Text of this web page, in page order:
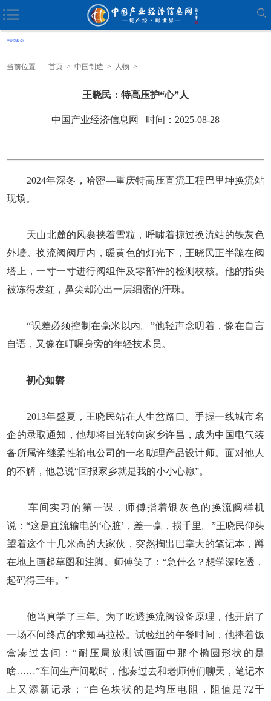
当前位置 首页 > 中国制造 > 人物 >
王晓民：特高压护“心”人
中国产业经济信息网 时间：2025-08-28
2024年深冬，哈密—重庆特高压直流工程巴里坤换流站
现场。
天山北麓的风裹挟着雪粒，呼啸着掠过换流站的铁灰色
外墙。换流阀阀厅内，暖黄色的灯光下，王晓民正半跪在阀
塔上，一寸一寸进行阀组件及零部件的检测校核。他的指尖
被冻得发红，鼻尖却沁出一层细密的汗珠。
“误差必须控制在毫米以内。”他轻声念叨着，像在自言
自语，又像在叮嘱身旁的年轻技术员。
初心如磐
2013年盛夏，王晓民站在人生岔路口。手握一线城市名
企的录取通知，他却将目光转向家乡许昌，成为中国电气装
备所属许继柔性输电公司的一名助理产品设计师。面对他人
的不解，他总说“回报家乡就是我的小小心愿”。
车间实习的第一课，师傅指着银灰色的换流阀样机
说：“这是直流输电的‘心脏’，差一毫，损千里。”王晓民仰头
望着这个十几米高的大家伙，突然掏出巴掌大的笔记本，蹲
在地上画起草图和注脚。师傅笑了：“急什么？想学深吃透，
起码得三年。”
他当真学了三年。为了吃透换流阀设备原理，他开启了
一场不问终点的求知马拉松。试验组的午餐时间，他捧着饭
盒凑过去问：“耐压局放测试画面中那个椭圆形状的是
啥……”车间生产间歇时，他凑过去和老师傅们聊天，笔记本
上又添新记录：“白色块状的是均压电阻，阻值是72千